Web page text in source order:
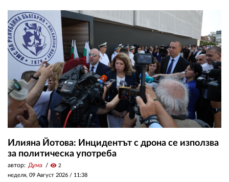
Илияна Йотова: Инцидентът с дрона се използва
за политическа употреба
автор: Дума visibility 2
неделя, 09 Август 2026 / 11:38